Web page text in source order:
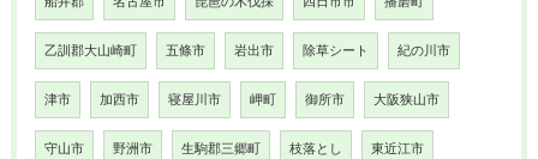
乙訓郡大山崎町 五條市 岩出市 除草シート 紀の川市
津市 加西市 寝屋川市 岬町 御所市 大阪狭山市
守山市 野洲市 生駒郡三郷町 枝落とし 東近江市